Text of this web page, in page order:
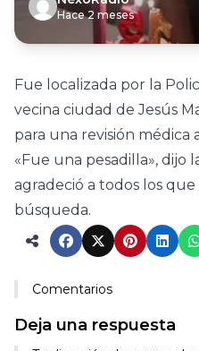
Hace 2 meses
Fue localizada por la
vecina ciudad de Jesús
para una revisión médica
«Fue una pesadilla», dijo
agradeció a todos los
búsqueda.
Comentarios
Deja una respuesta